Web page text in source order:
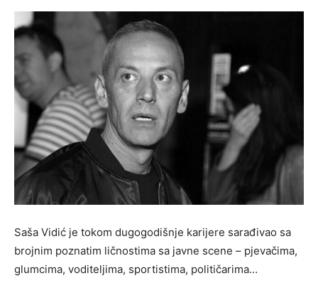
Saša Vidić je tokom dugogodišnje karijere sarađivao sa
brojnim poznatim ličnostima sa javne scene – pjevačima,
glumcima, voditeljima, sportistima, političarima…